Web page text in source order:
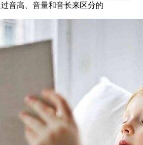
音高、音量和音长来区分的